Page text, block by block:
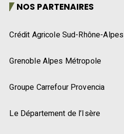
NOS PARTENAIRES
Crédit Agricole Sud-Rhône-Alpes
Grenoble Alpes Métropole
Groupe Carrefour Provencia
Le Département de l’Isère